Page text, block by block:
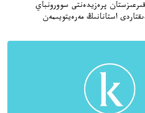
پرەزيدەنتى سوورونباي
استانانىڭ مەرەيتويىمەن